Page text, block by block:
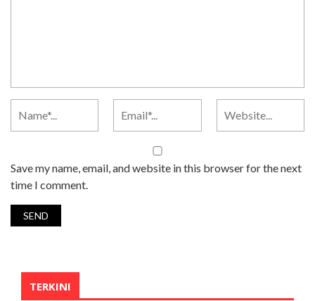
Save my name, email, and website in this browser for the next
time I comment.
TERKINI